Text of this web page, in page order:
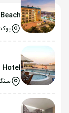
Hotel